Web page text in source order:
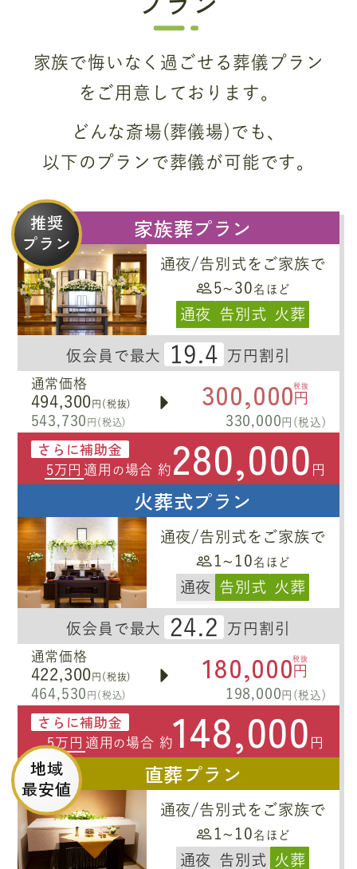
家族で悔いなく過ごせる葬儀プラン
をご用意しております。
どんな斎場(葬儀場)でも、
以下のプランで葬儀が可能です。
推奨
プラン
家族葬プラン
通夜/告別式をご家族で
5~30 名ほど
通夜 告別式 火葬
仮会員で最大 19.4 万円割引
通常価格
494,300 円(税抜)
543,730 円(税込)
300,000税抜
円
330,000 円(税込)
さらに補助金
5万円 適用 の 場合 約 280,000 円
火葬式プラン
通夜/告別式をご家族で
1~10 名ほど
通夜 告別式 火葬
仮会員で最大 24.2 万円割引
通常価格
422,300 円(税抜)
464,530 円(税込)
180,000税抜
円
198,000 円(税込)
さらに補助金
5万円 適用 の 場合 約148,000 円
地域
最安値
直葬プラン
通夜/告別式をご家族で
1~10 名ほど
通夜 告別式 火葬